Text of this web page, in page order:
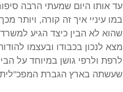
עד אותו היום שמעתי הרבה
במו עיניי איך זה קורה,
שהוא לא הבין כיצד הגיע
מצא לנכון בכבודו ובעצמו
לרפת ולרפי גושן במיוחד על
שעשתה בארץ הגברת המפכ"לית